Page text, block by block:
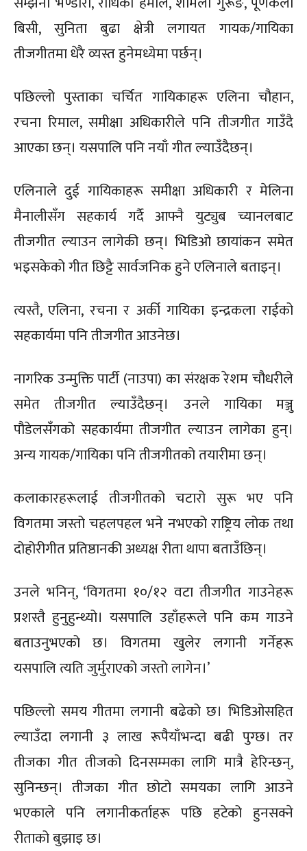
बिसी, सुनिता बुढा क्षेत्री लगायत गायक/गायिका
तीजगीतमा धेरै व्यस्त हुनेमध्येमा पर्छन्।
पछिल्लो पुस्ताका चर्चित गायिकाहरू एलिना चौहान,
रचना रिमाल, समीक्षा अधिकारीले पनि तीजगीत गाउँदै
आएका छन्। यसपालि पनि नयाँ गीत ल्याउँदैछन्।
एलिनाले दुई गायिकाहरू समीक्षा अधिकारी र मेलिना
मैनालीसँग सहकार्य गर्दै आफ्नै युट्युब च्यानलबाट
तीजगीत ल्याउन लागेकी छन्। भिडिओ छायांकन समेत
भइसकेको गीत छिट्टै सार्वजनिक हुने एलिनाले बताइन्।
त्यस्तै, एलिना, रचना र अर्की गायिका इन्द्रकला राईको
सहकार्यमा पनि तीजगीत आउनेछ।
नागरिक उन्मुक्ति पार्टी (नाउपा) का संरक्षक रेशम चौधरीले
समेत तीजगीत ल्याउँदैछन्। उनले गायिका मञ्जु
पौडेलसँगको सहकार्यमा तीजगीत ल्याउन लागेका हुन्।
अन्य गायक/गायिका पनि तीजगीतको तयारीमा छन्।
कलाकारहरूलाई तीजगीतको चटारो सुरू भए पनि
विगतमा जस्तो चहलपहल भने नभएको राष्ट्रिय लोक तथा
दोहोरीगीत प्रतिष्ठानकी अध्यक्ष रीता थापा बताउँछिन्।
उनले भनिन्, ‘विगतमा १०/१२ वटा तीजगीत गाउनेहरू
प्रशस्तै हुनुहुन्थ्यो। यसपालि उहाँहरूले पनि कम गाउने
बताउनुभएको छ। विगतमा खुलेर लगानी गर्नेहरू
यसपालि त्यति जुर्मुराएको जस्तो लागेन।’
पछिल्लो समय गीतमा लगानी बढेको छ। भिडिओसहित
ल्याउँदा लगानी ३ लाख रूपैयाँभन्दा बढी पुग्छ। तर
तीजका गीत तीजको दिनसम्मका लागि मात्रै हेरिन्छन्,
सुनिन्छन्। तीजका गीत छोटो समयका लागि आउने
भएकाले पनि लगानीकर्ताहरू पछि हटेको हुनसक्ने
रीताको बुझाइ छ।